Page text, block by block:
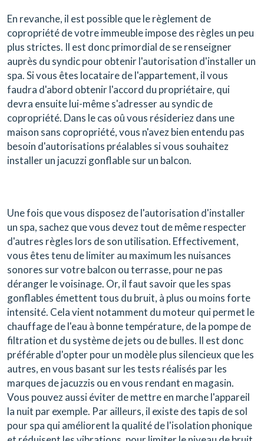
En revanche, il est possible que le règlement de
copropriété de votre immeuble impose des règles un peu
plus strictes. Il est donc primordial de se renseigner
auprès du syndic pour obtenir l'autorisation d'installer un
spa. Si vous êtes locataire de l'appartement, il vous
faudra d'abord obtenir l'accord du propriétaire, qui
devra ensuite lui-même s'adresser au syndic de
copropriété. Dans le cas oû vous résideriez dans une
maison sans copropriété, vous n'avez bien entendu pas
besoin d'autorisations préalables si vous souhaitez
installer un jacuzzi gonflable sur un balcon.
Une fois que vous disposez de l'autorisation d'installer
un spa, sachez que vous devez tout de même respecter
d'autres règles lors de son utilisation. Effectivement,
vous êtes tenu de limiter au maximum les nuisances
sonores sur votre balcon ou terrasse, pour ne pas
déranger le voisinage. Or, il faut savoir que les spas
gonflables émettent tous du bruit, à plus ou moins forte
intensité. Cela vient notamment du moteur qui permet le
chauffage de l'eau à bonne température, de la pompe de
filtration et du système de jets ou de bulles. Il est donc
préférable d'opter pour un modèle plus silencieux que les
autres, en vous basant sur les tests réalisés par les
marques de jacuzzis ou en vous rendant en magasin.
Vous pouvez aussi éviter de mettre en marche l'appareil
la nuit par exemple. Par ailleurs, il existe des tapis de sol
pour spa qui améliorent la qualité de l'isolation phonique